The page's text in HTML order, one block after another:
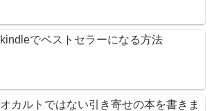
kindleでベストセラーになる方法
オカルトではない引き寄せの本を書きま